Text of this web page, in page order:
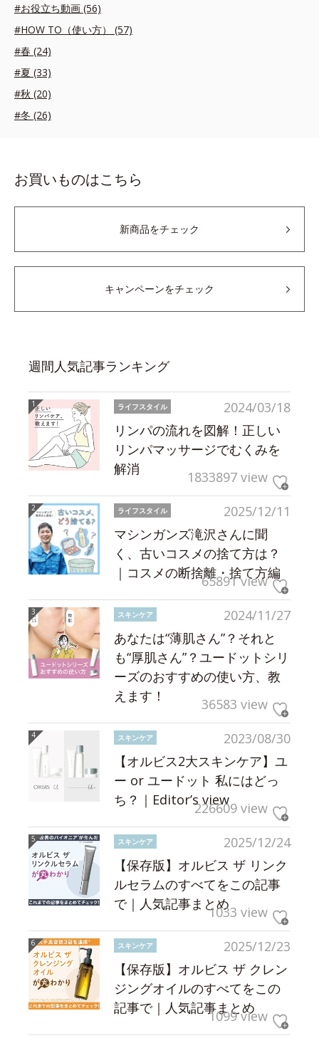
#お役立ち動画 (56)
#HOW TO（使い方） (57)
#春 (24)
#夏 (33)
#秋 (20)
#冬 (26)
お買いものはこちら
新商品をチェック
キャンペーンをチェック
週間人気記事ランキング
2024/03/18
ライフスタイル
リンパの流れを図解！正しい
リンパマッサージでむくみを
解消
1833897 view
2025/12/11
ライフスタイル
マシンガンズ滝沢さんに聞
く、古いコスメの捨て方は？
｜コスメの断捨離・捨て方編
65891 view
2024/11/27
スキンケア
あなたは“薄肌さん”？それと
も“厚肌さん”？ユードットシリ
ーズのおすすめの使い方、教
えます！
36583 view
2023/08/30
スキンケア
【オルビス2大スキンケア】ユ
ー or ユードット 私にはどっ
ち？｜Editor’s view226609 view
2025/12/24
スキンケア
【保存版】オルビス ザ リンク
ルセラムのすべてをこの記事
で｜人気記事まとめ1033 view
2025/12/23
スキンケア
【保存版】オルビス ザ クレン
ジングオイルのすべてをこの
記事で｜人気記事まとめ
1099 view